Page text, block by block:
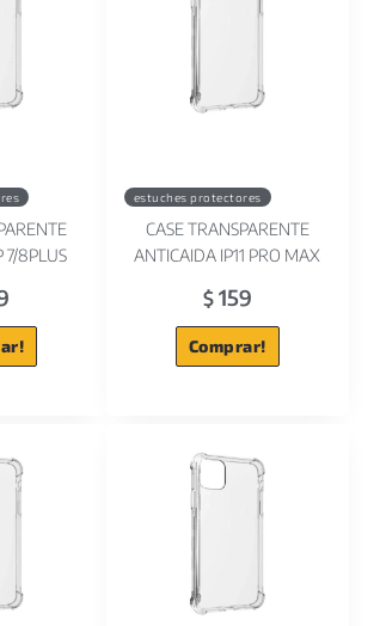
7/8PLUS
estuches protectores
CASE TRANSPARENTE
ANTICAIDA IP11 PRO MAX
$159
Comprar!